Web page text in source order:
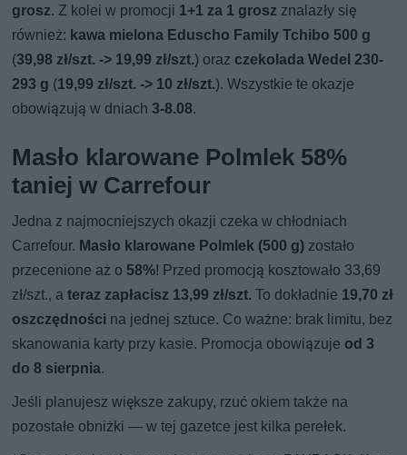
grosz. Z kolei w promocji 1+1 za 1 grosz znalazły się
również: kawa mielona Eduscho Family Tchibo 500 g
(39,98 zł/szt. -> 19,99 zł/szt.) oraz czekolada Wedel 230-
293 g (19,99 zł/szt. -> 10 zł/szt.). Wszystkie te okazje
obowiązują w dniach3-8.08.
Masło klarowane Polmlek 58%
taniej w Carrefour
Jedna z najmocniejszych okazji czeka w chłodniach
Carrefour. Masło klarowane Polmlek (500 g) zostało
przecenione aż o 58%! Przed promocją kosztowało 33,69
zł/szt., ateraz zapłacisz 13,99 zł/szt. To dokładnie 19,70 zł
oszczędności na jednej sztuce. Co ważne: brak limitu, bez
skanowania karty przy kasie. Promocja obowiązuje od 3
do 8 sierpnia.
Jeśli planujesz większe zakupy, rzuć okiem także na
pozostałe obniżki — w tej gazetce jest kilka perełek.